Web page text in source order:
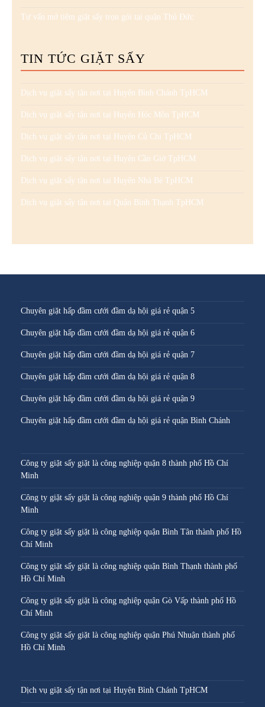
Tư vấn mở tiệm giặt sấy trọn gói tại quận Thủ Đức
TIN TỨC GIẶT SẤY
Dịch vụ giặt sấy tận nơi tại Huyện Bình Chánh TpHCM
Dịch vụ giặt sấy tận nơi tại Huyện Hóc Môn TpHCM
Dịch vụ giặt sấy tận nơi tại Huyện Củ Chi TpHCM
Dịch vụ giặt sấy tận nơi tại Huyện Cần Giờ TpHCM
Dịch vụ giặt sấy tận nơi tại Huyện Nhà Bè TpHCM
Dịch vụ giặt sấy tận nơi tại Quận Bình Thạnh TpHCM
Chuyên giặt hấp đầm cưới đầm dạ hội giá rẻ quận 5
Chuyên giặt hấp đầm cưới đầm dạ hội giá rẻ quận 6
Chuyên giặt hấp đầm cưới đầm dạ hội giá rẻ quận 7
Chuyên giặt hấp đầm cưới đầm dạ hội giá rẻ quận 8
Chuyên giặt hấp đầm cưới đầm dạ hội giá rẻ quận 9
Chuyên giặt hấp đầm cưới đầm dạ hội giá rẻ quận Bình Chánh
Công ty giặt sấy giặt là công nghiệp quận 8 thành phố Hồ Chí
Minh
Công ty giặt sấy giặt là công nghiệp quận 9 thành phố Hồ Chí
Minh
Công ty giặt sấy giặt là công nghiệp quận Bình Tân thành phố Hồ
Chí Minh
Công ty giặt sấy giặt là công nghiệp quận Bình Thạnh thành phố
Hồ Chí Minh
Công ty giặt sấy giặt là công nghiệp quận Gò Vấp thành phố Hồ
Chí Minh
Công ty giặt sấy giặt là công nghiệp quận Phú Nhuận thành phố
Hồ Chí Minh
Dịch vụ giặt sấy tận nơi tại Huyện Bình Chánh TpHCM